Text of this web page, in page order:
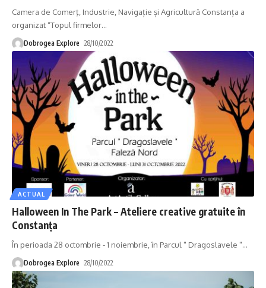
Camera de Comerţ, Industrie, Navigație și Agricultură Constanța a
organizat “Topul firmelor…
Dobrogea Explore 28/10/2022
ACTUAL
Halloween In The Park – Ateliere creative gratuite în
Constanța
În perioada 28 octombrie - 1 noiembrie, în Parcul " Dragoslavele "…
Dobrogea Explore 28/10/2022